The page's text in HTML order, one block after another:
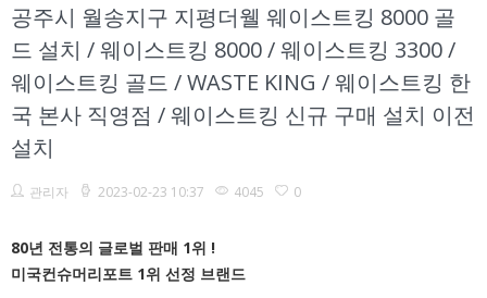
공주시 월송지구 지평더웰 웨이스트킹 8000 골
드 설치 / 웨이스트킹 8000 / 웨이스트킹 3300 /
웨이스트킹 골드 / WASTE KING / 웨이스트킹 한
국 본사 직영점 / 웨이스트킹 신규 구매 설치 이전
설치
관리자 2023-02-23 10:37 4045 0
80년 전통의 글로벌 판매 1위 !
미국컨슈머리포트 1위 선정 브랜드